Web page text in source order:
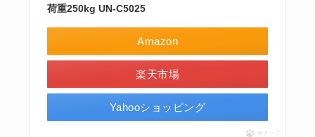
荷重250kg UN-C5025
Amazon
楽天市場
Yahooショッピング
ポチップ